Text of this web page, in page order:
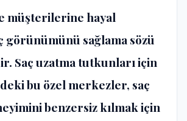
müşterilerine hayal
görünümünü sağlama sözü
Saç uzatma tutkunları için
bu özel merkezler, saç
benzersiz kılmak için